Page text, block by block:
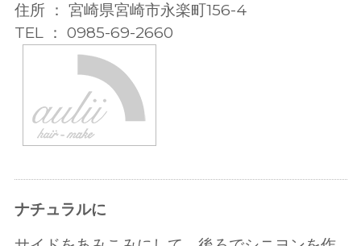
住所 ： 宮崎県宮崎市永楽町156-4
TEL ： 0985-69-2660
ナチュラルに